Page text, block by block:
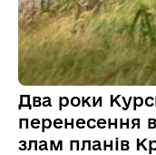
Два роки
перенесення
злам планів